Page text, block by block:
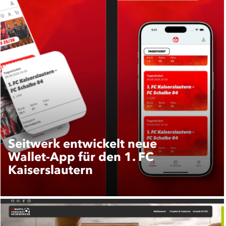
Seitwerk entwickelt neue
Wallet-App für den 1. FC
Kaiserslautern